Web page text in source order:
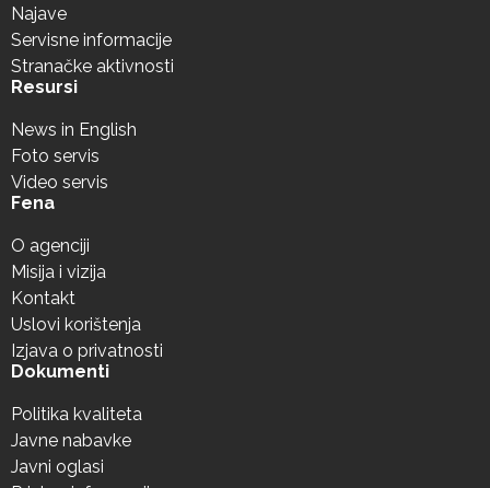
Najave
Servisne informacije
Stranačke aktivnosti
Resursi
News in English
Foto servis
Video servis
Fena
O agenciji
Misija i vizija
Kontakt
Uslovi korištenja
Izjava o privatnosti
Dokumenti
Politika kvaliteta
Javne nabavke
Javni oglasi